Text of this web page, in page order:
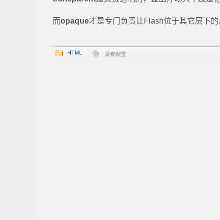
而opaque才是专门负责让Flash位于其它层下
HTML 没有标签